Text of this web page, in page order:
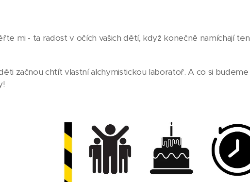
mi - ta radost v očích vašich dětí, když konečně namíchají ten
začnou chtít vlastní alchymistickou laboratoř. A co si budeme